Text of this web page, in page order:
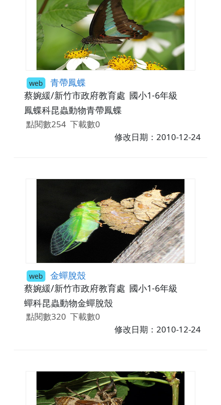
web 青帶鳳蝶
蔡婉緩/新竹市政府教育處 國小1-6年級
鳳蝶科昆蟲動物青帶鳳蝶
點閱數254 下載數0
修改日期：2010-12-24
web 金蟬脫殼
蔡婉緩/新竹市政府教育處 國小1-6年級
蟬科昆蟲動物金蟬脫殼
點閱數320 下載數0
修改日期：2010-12-24